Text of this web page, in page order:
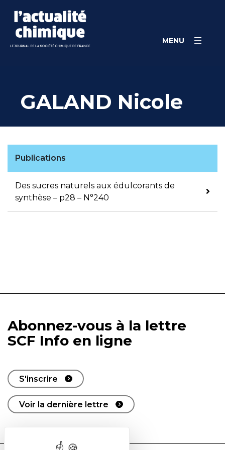
content
MENU
GALAND Nicole
Publications
Des sucres naturels aux édulcorants de
synthèse – p28 – N°240
Abonnez-vous à la lettre
SCF Info en ligne
S'inscrire
Voir la dernière lettre